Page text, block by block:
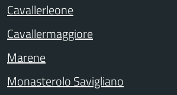
Cavallerleone
Cavallermaggiore
Marene
Monasterolo Savigliano